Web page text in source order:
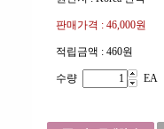
판매가격 : 46,000원
적립금액 : 460원
수량 EA